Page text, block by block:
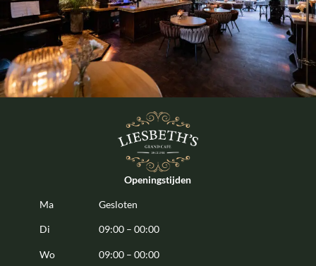
Openingstijden
Ma Gesloten
Di 09:00 – 00:00
Wo 09:00 – 00:00